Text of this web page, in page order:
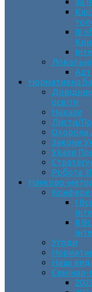
ІII
Локальні
Нормативна
освіти
Накази
Листи/
Охорона
Закони
Укази
Робота
Науково-
І
ІІ
Угоди
Наші
2023